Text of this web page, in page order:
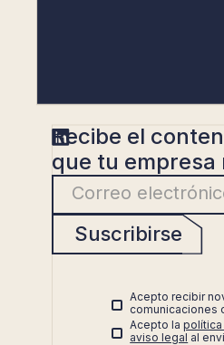
Recibe el
que tu empresa
Suscribirse
Acepto recibir
comunicaciones
Acepto la
aviso legal al